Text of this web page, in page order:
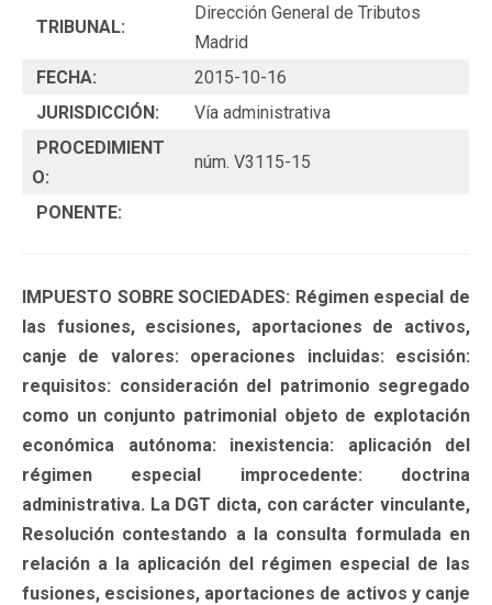
TRIBUNAL:
Dirección General de Tributos
Madrid
FECHA:
2015-10-16
JURISDICCIÓN:
Vía administrativa
PROCEDIMIENT
O:
núm. V3115-15
PONENTE:
IMPUESTO SOBRE SOCIEDADES: Régimen especial de
las fusiones, escisiones, aportaciones de activos,
canje de valores: operaciones incluidas: escisión:
requisitos: consideración del patrimonio segregado
como un conjunto patrimonial objeto de explotación
económica autónoma: inexistencia: aplicación del
régimen especial improcedente: doctrina
administrativa. La DGT dicta, con carácter vinculante,
Resolución contestando a la consulta formulada en
relación a la aplicación del régimen especial de las
fusiones, escisiones, aportaciones de activos y canje